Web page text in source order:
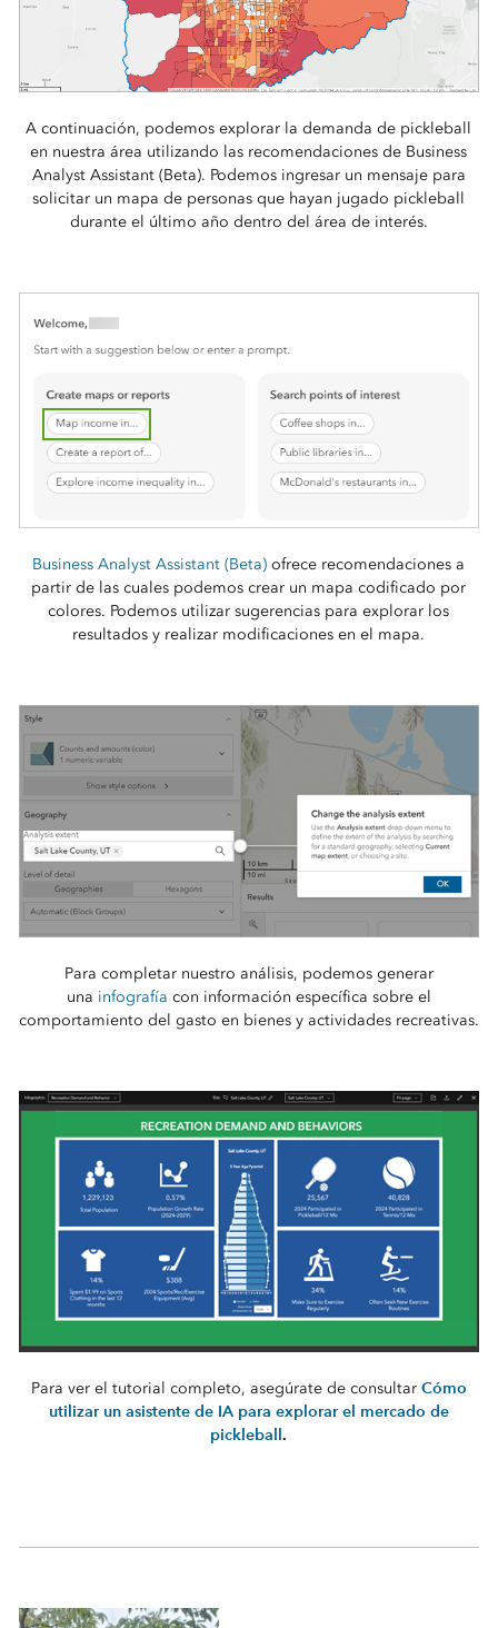
A continuación, podemos explorar la demanda de pickleball
en nuestra área utilizando las recomendaciones de Business
Analyst Assistant (Beta). Podemos ingresar un mensaje para
solicitar un mapa de personas que hayan jugado pickleball
durante el último año dentro del área de interés.
Business Analyst Assistant (Beta) ofrece recomendaciones a
partir de las cuales podemos crear un mapa codificado por
colores. Podemos utilizar sugerencias para explorar los
resultados y realizar modificaciones en el mapa.
Para completar nuestro análisis, podemos generar
una infografía con información específica sobre el
comportamiento del gasto en bienes y actividades recreativas.
Para ver el tutorial completo, asegúrate de consultar Cómo
utilizar un asistente de IA para explorar el mercado de
pickleball.